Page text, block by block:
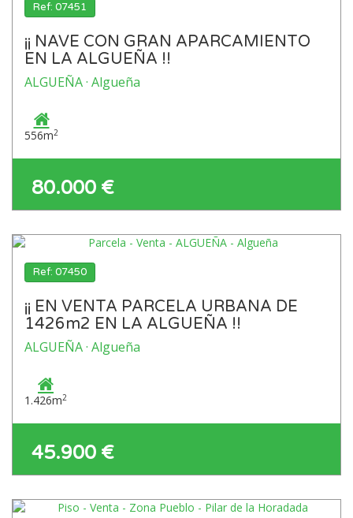
Ref: 07451
¡¡ NAVE CON GRAN APARCAMIENTO
EN LA ALGUEÑA !!
ALGUEÑA · Algueña
556m2
80.000 €
Ref: 07450
¡¡ EN VENTA PARCELA URBANA DE
1426m2 EN LA ALGUEÑA !!
ALGUEÑA · Algueña
1.426m2
45.900 €